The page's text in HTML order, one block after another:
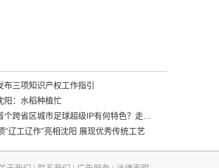
布三项知识产权工作指引
阳：水稻种植忙
“辽工辽作”亮相沈阳 展现优秀传统工艺